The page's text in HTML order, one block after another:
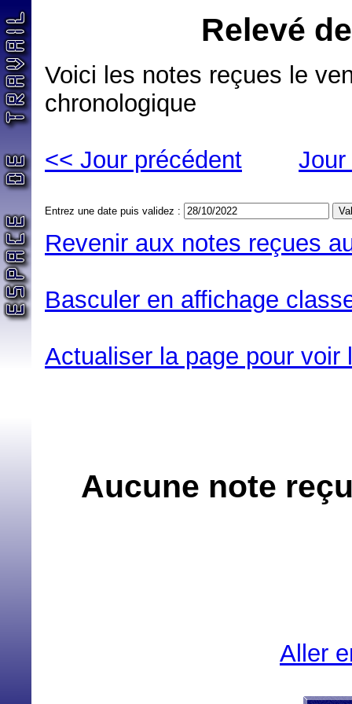
Relevé
Voici les notes reçues le
chronologique
<< Jour précédent
Entrez une date puis validez :
Revenir aux notes reçues
Basculer en affichage
Actualiser la page pour
Aucune note
Aller